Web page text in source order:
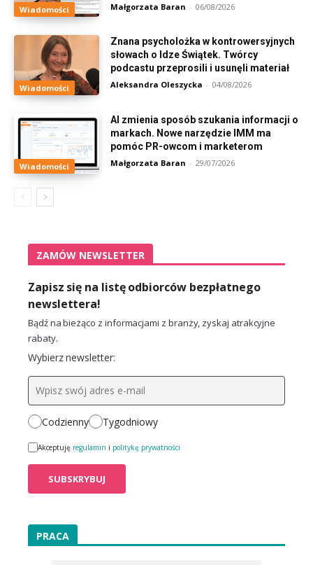
Wiadomości Małgorzata Baran - 06/08/2026
Wiadomości
Znana psycholożka w kontrowersyjnych
słowach o Idze Świątek. Twórcy
podcastu przeprosili i usunęli materiał
Aleksandra Oleszycka - 04/08/2026
Wiadomości
AI zmienia sposób szukania informacji o
markach. Nowe narzędzie IMM ma
pomóc PR-owcom i marketerom
Małgorzata Baran - 29/07/2026
ZAMÓW NEWSLETTER
Zapisz się na listę odbiorców bezpłatnego
newslettera!
Bądź na bieżąco z informacjami z branży, zyskaj atrakcyjne
rabaty.
Wybierz newsletter:
Codzienny Tygodniowy
Akceptuję regulamin i politykę prywatności
PRACA